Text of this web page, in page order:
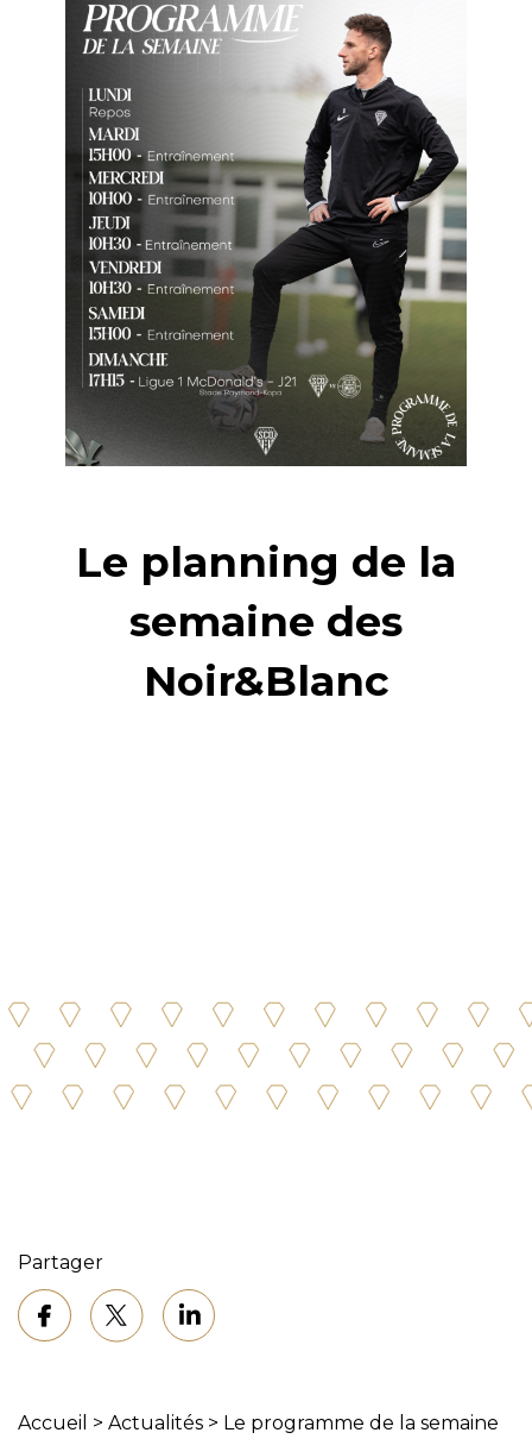
Le planning de la
semaine des
Noir&Blanc
Partager
Accueil > Actualités > Le programme de la semaine